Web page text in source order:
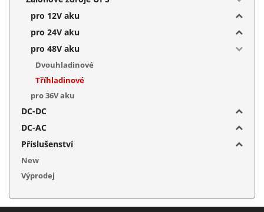
pro 12V aku
pro 24V aku
pro 48V aku
Dvouhladinové
Tříhladinové
pro 36V aku
DC-DC
DC-AC
Příslušenství
New
Výprodej